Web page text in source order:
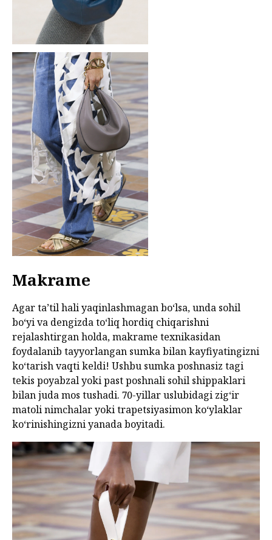
Makrame
Agar ta’til hali yaqinlashmagan bo‘lsa, unda sohil
bo‘yi va dengizda to‘liq hordiq chiqarishni
rejalashtirgan holda, makrame texnikasidan
foydalanib tayyorlangan sumka bilan kayfiyatingizni
ko‘tarish vaqti keldi! Ushbu sumka poshnasiz tagi
tekis poyabzal yoki past poshnali sohil shippaklari
bilan juda mos tushadi. 70-yillar uslubidagi zig‘ir
matoli nimchalar yoki trapetsiyasimon ko‘ylaklar
ko‘rinishingizni yanada boyitadi.